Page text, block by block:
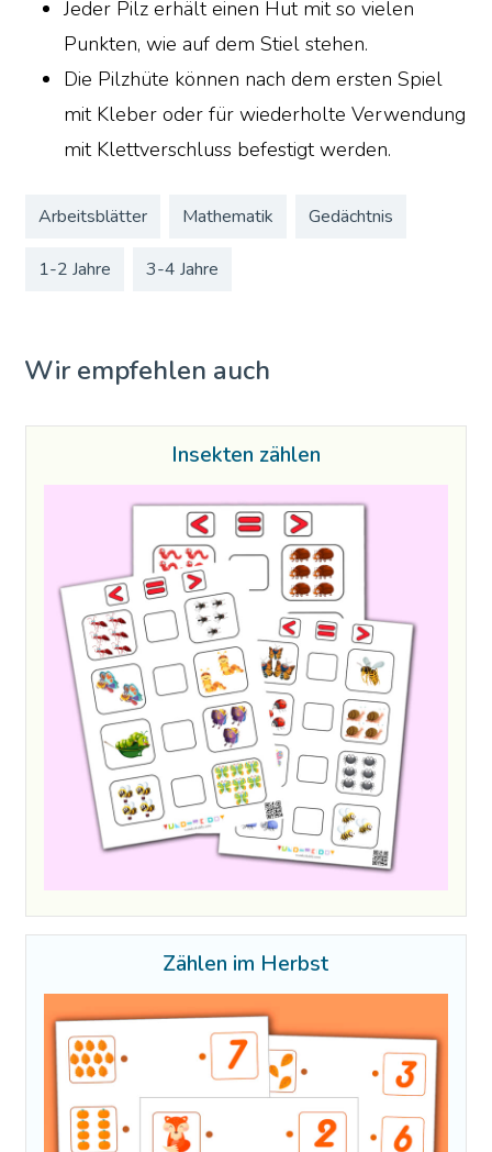
Jeder Pilz erhält einen Hut mit so vielen
Punkten, wie auf dem Stiel stehen.
Die Pilzhüte können nach dem ersten Spiel
mit Kleber oder für wiederholte Verwendung
mit Klettverschluss befestigt werden.
Arbeitsblätter Mathematik Gedächtnis
1-2 Jahre 3-4 Jahre
Wir empfehlen auch
Insekten zählen
Zählen im Herbst